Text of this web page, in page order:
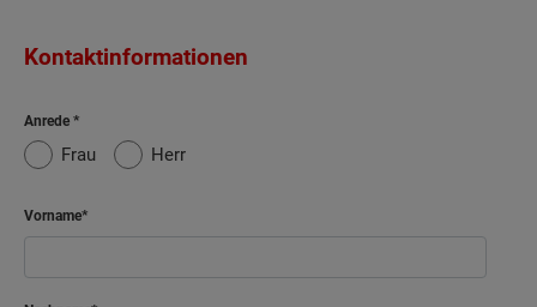
Kontaktinformationen
Anrede
Frau Herr
Vorname